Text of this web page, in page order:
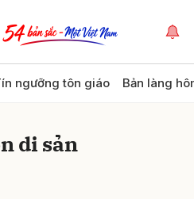
ngưỡng tôn giáo Bản làng
di sản